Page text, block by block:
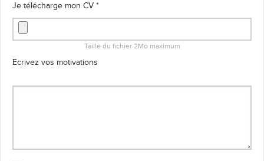
Je télécharge mon CV *
Taille du fichier 2Mo maximum
Ecrivez vos motivations